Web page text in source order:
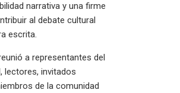
narrativa y una firme
al debate cultural
escrita.
a representantes del
lectores, invitados
de la comunidad